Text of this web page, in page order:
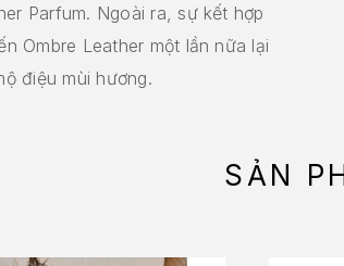
Parfum. Ngoài ra, sự kết hợp
Ombre Leather một lần nữa lại
điệu mùi hương.
SẢN